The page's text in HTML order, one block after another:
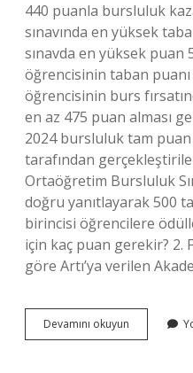
440 puanla bursluluk
sınavında en yüksek
sınavda en yüksek puan
öğrencisinin taban puanı
öğrencisinin burs
en az 475 puan alması
2024 bursluluk tam puan
tarafından
Ortaöğretim Bursluluk
doğru yanıtlayarak 500
birincisi öğrencilere
için kaç puan gerekir? 2.
göre Artı’ya verilen
Devamını okuyun
Net